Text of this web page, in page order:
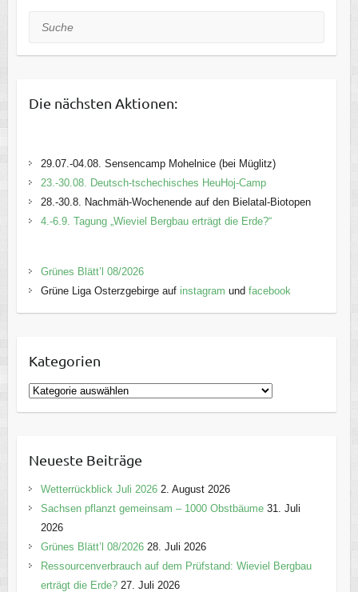
Suche
Die nächsten Aktionen:
29.07.-04.08. Sensencamp Mohelnice (bei Müglitz)
23.-30.08. Deutsch-tschechisches HeuHoj-Camp
28.-30.8. Nachmäh-Wochenende auf den Bielatal-Biotopen
4.-6.9. Tagung „Wieviel Bergbau erträgt die Erde?“
Grünes Blätt’l 08/2026
Grüne Liga Osterzgebirge auf instagram und facebook
Kategorien
K
a
g
o
r
e
n
Neueste Beiträge
Wetterrückblick Juli 2026 2. August 2026
Sachsen pflanzt gemeinsam – 1000 Obstbäume 31. Juli
2026
Grünes Blätt’l 08/2026 28. Juli 2026
Ressourcenverbrauch auf dem Prüfstand: Wieviel Bergbau
erträgt die Erde? 27. Juli 2026